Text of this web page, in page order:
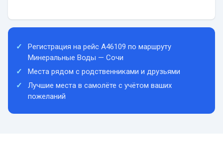
Регистрация на рейс A46109 по маршруту
Минеральные Воды — Сочи
Места рядом с родственниками и друзьями
Лучшие места в самолёте с учётом ваших
пожеланий